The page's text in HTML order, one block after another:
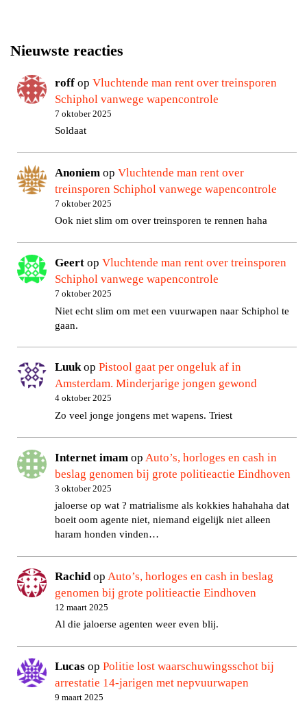
Nieuwste reacties
roff opVluchtende man rent over treinsporen
Schiphol vanwege wapencontrole
7 oktober 2025
Soldaat
Anoniem opVluchtende man rent over
treinsporen Schiphol vanwege wapencontrole
7 oktober 2025
Ook niet slim om over treinsporen te rennen haha
Geert opVluchtende man rent over treinsporen
Schiphol vanwege wapencontrole
7 oktober 2025
Niet echt slim om met een vuurwapen naar Schiphol te
gaan.
LuukopPistool gaat per ongeluk af in
Amsterdam. Minderjarige jongen gewond
4 oktober 2025
Zo veel jonge jongens met wapens. Triest
Internet imam op Auto’s, horloges en cash in
beslag genomen bij grote politieactie Eindhoven
3 oktober 2025
jaloerse op wat ? matrialisme als kokkies hahahaha dat
boeit oom agente niet, niemand eigelijk niet alleen
haram honden vinden…
Rachid op Auto’s, horloges en cash in beslag
genomen bij grote politieactie Eindhoven
12 maart 2025
Al die jaloerse agenten weer even blij.
Lucas opPolitie lost waarschuwingsschot bij
arrestatie 14-jarigen met nepvuurwapen
9 maart 2025